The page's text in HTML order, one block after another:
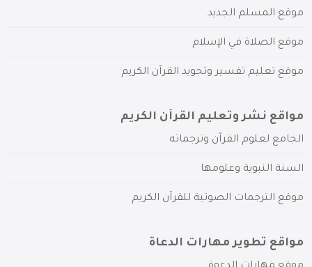
موقع المسلم الجديد
موقع الصلاة في الإسلام
موقع تعليم تفسير وتجويد القرآن الكريم
مواقع نشر وتعليم القرآن الكريم
الجامع لعلوم القرآن وترجماته
السنة النبوية وعلومها
موقع الترجمات الصوتية للقرآن الكريم
مواقع تطوير مهارات الدعاة